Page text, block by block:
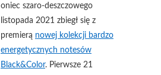
oniec szaro-deszczowego
listopada 2021 zbiegł się z
premierą nowej kolekcji bardzo
energetycznych notesów
Black&Color. Pierwsze 21